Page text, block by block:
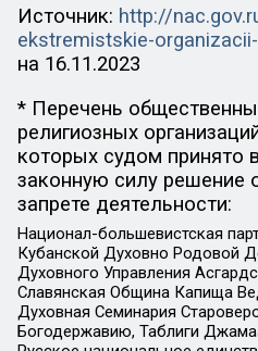
Источник: http://
ekstremistskie-
на 16.11.2023
* Перечень
религиозных
которых судом принято
законную силу решение
запрете деятельности:
Национал-большевистская
Кубанской Духовно Родовой
Духовного Управления
Славянская Община Капища
Духовная Семинария
Богодержавию, Таблиги